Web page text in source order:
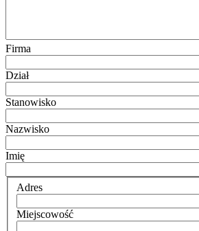
Firma
Dział
Stanowisko
Nazwisko
Imię
Adres
Miejscowość